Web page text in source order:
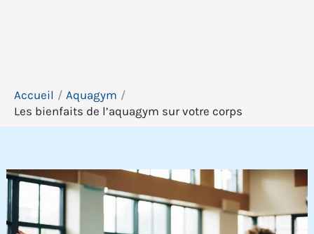
Accueil
Aquagym
Les bienfaits de l’aquagym sur votre corps